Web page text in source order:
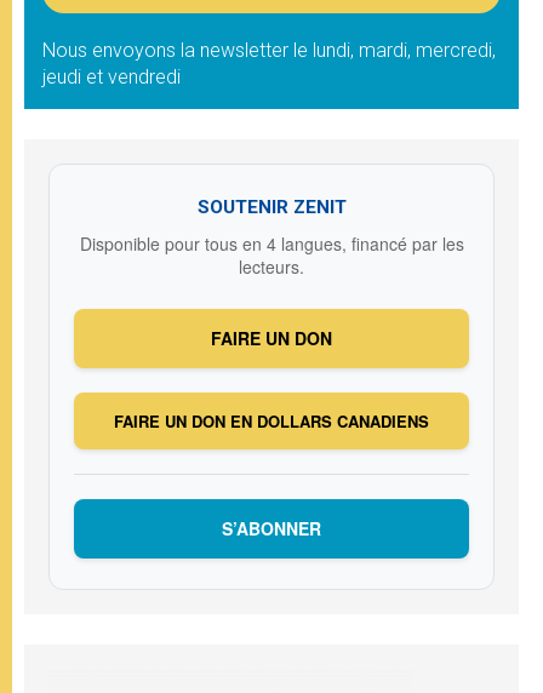
Nous envoyons la newsletter le lundi, mardi, mercredi,
jeudi et vendredi
SOUTENIR ZENIT
Disponible pour tous en 4 langues, financé par les
lecteurs.
FAIRE UN DON
FAIRE UN DON EN DOLLARS CANADIENS
S’ABONNER